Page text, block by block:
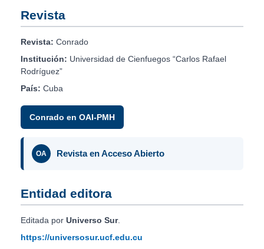
Revista
Revista: Conrado
Institución: Universidad de Cienfuegos “Carlos Rafael
Rodríguez”
País: Cuba
Conrado en OAI-PMH
OA Revista en Acceso Abierto
Entidad editora
Editada por Universo Sur.
https://universosur.ucf.edu.cu